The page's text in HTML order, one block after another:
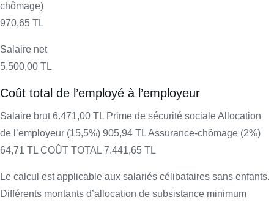
chômage)
970,65 TL
Salaire net
5.500,00 TL
Coût total de l’employé à l’employeur
Salaire brut 6.471,00 TL Prime de sécurité sociale Allocation
de l’employeur (15,5%) 905,94 TL Assurance-chômage (2%)
64,71 TL COÛT TOTAL 7.441,65 TL
Le calcul est applicable aux salariés célibataires sans enfants.
Différents montants d’allocation de subsistance minimum